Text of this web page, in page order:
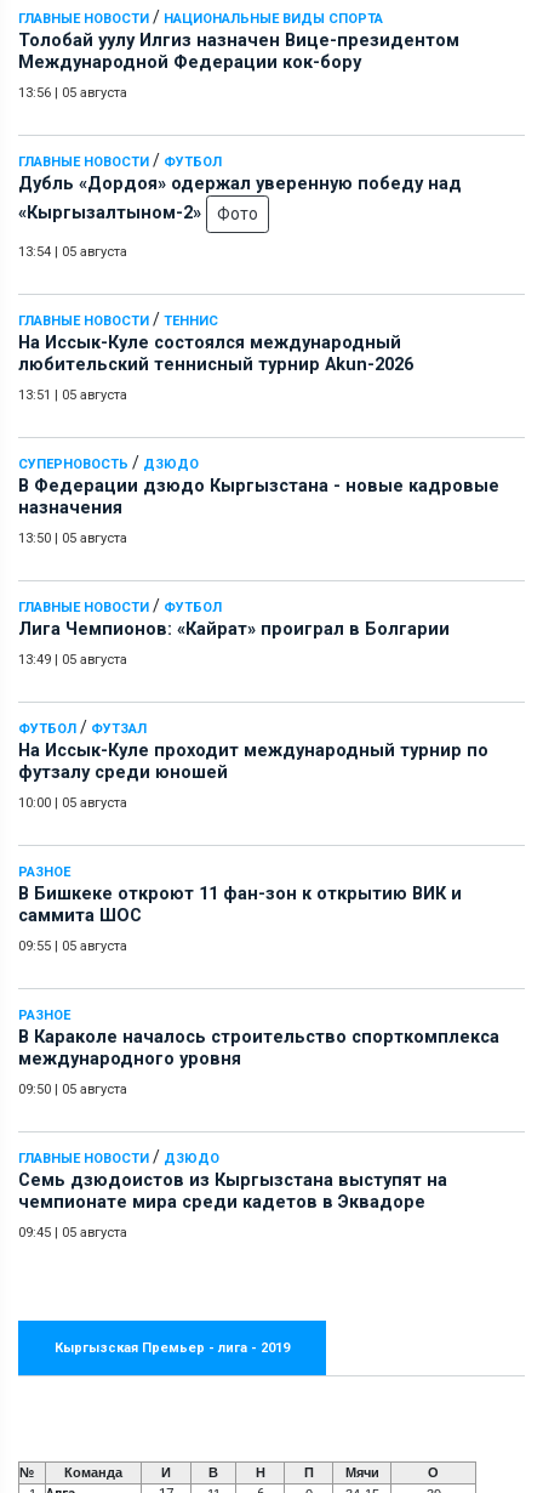
ГЛАВНЫЕ НОВОСТИ / НАЦИОНАЛЬНЫЕ ВИДЫ СПОРТА
Толобай уулу Илгиз назначен Вице-президентом
Международной Федерации кок-бору
13:56 | 05 августа
ГЛАВНЫЕ НОВОСТИ / ФУТБОЛ
Дубль «Дордоя» одержал уверенную победу над
«Кыргызалтыном-2»
Фото
13:54 | 05 августа
ГЛАВНЫЕ НОВОСТИ / ТЕННИС
На Иссык-Куле состоялся международный
любительский теннисный турнир Akun-2026
13:51 | 05 августа
СУПЕРНОВОСТЬ / ДЗЮДО
В Федерации дзюдо Кыргызстана - новые кадровые
назначения
13:50 | 05 августа
ГЛАВНЫЕ НОВОСТИ / ФУТБОЛ
Лига Чемпионов: «Кайрат» проиграл в Болгарии
13:49 | 05 августа
ФУТБОЛ / ФУТЗАЛ
На Иссык-Куле проходит международный турнир по
футзалу среди юношей
10:00 | 05 августа
РАЗНОЕ
В Бишкеке откроют 11 фан-зон к открытию ВИК и
саммита ШОС
09:55 | 05 августа
РАЗНОЕ
В Караколе началось строительство спорткомплекса
международного уровня
09:50 | 05 августа
ГЛАВНЫЕ НОВОСТИ / ДЗЮДО
Семь дзюдоистов из Кыргызстана выступят на
чемпионате мира среди кадетов в Эквадоре
09:45 | 05 августа
Кыргызская Премьер - лига - 2019
№ Команда И В Н П Мячи
О